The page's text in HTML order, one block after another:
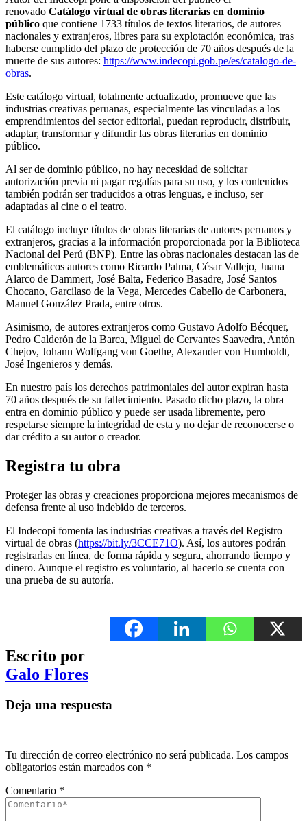
renovado Catálogo virtual de obras literarias en dominio
público que contiene 1733 títulos de textos literarios, de autores
nacionales y extranjeros, libres para su explotación económica, tras
haberse cumplido del plazo de protección de 70 años después de la
muerte de sus autores: https://www.indecopi.gob.pe/es/catalogo-de-
obras.
Este catálogo virtual, totalmente actualizado, promueve que las
industrias creativas peruanas, especialmente las vinculadas a los
emprendimientos del sector editorial, puedan reproducir, distribuir,
adaptar, transformar y difundir las obras literarias en dominio
público.
Al ser de dominio público, no hay necesidad de solicitar
autorización previa ni pagar regalías para su uso, y los contenidos
también podrán ser traducidos a otras lenguas, e incluso, ser
adaptadas al cine o el teatro.
El catálogo incluye títulos de obras literarias de autores peruanos y
extranjeros, gracias a la información proporcionada por la Biblioteca
Nacional del Perú (BNP). Entre las obras nacionales destacan las de
emblemáticos autores como Ricardo Palma, César Vallejo, Juana
Alarco de Dammert, José Balta, Federico Basadre, José Santos
Chocano, Garcilaso de la Vega, Mercedes Cabello de Carbonera,
Manuel González Prada, entre otros.
Asimismo, de autores extranjeros como Gustavo Adolfo Bécquer,
Pedro Calderón de la Barca, Miguel de Cervantes Saavedra, Antón
Chejov, Johann Wolfgang von Goethe, Alexander von Humboldt,
José Ingenieros y demás.
En nuestro país los derechos patrimoniales del autor expiran hasta
70 años después de su fallecimiento. Pasado dicho plazo, la obra
entra en dominio público y puede ser usada libremente, pero
respetarse siempre la integridad de esta y no dejar de reconocerse o
dar crédito a su autor o creador.
Registra tu obra
Proteger las obras y creaciones proporciona mejores mecanismos de
defensa frente al uso indebido de terceros.
El Indecopi fomenta las industrias creativas a través del Registro
virtual de obras (https://bit.ly/3CCE71O). Así, los autores podrán
registrarlas en línea, de forma rápida y segura, ahorrando tiempo y
dinero. Aunque el registro es voluntario, al hacerlo se cuenta con
una prueba de su autoría.
Escrito por
Galo Flores
Deja una respuesta
Tu dirección de correo electrónico no será publicada. Los campos
obligatorios están marcados con *
Comentario *